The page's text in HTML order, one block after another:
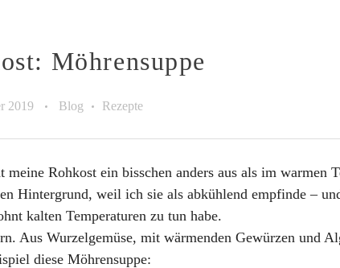
Möhrensuppe
2019 Blog Rezepte
Rohkost ein bisschen anders aus als im warmen
Hintergrund, weil ich sie als abkühlend empfinde –
kalten Temperaturen zu tun habe.
Aus Wurzelgemüse, mit wärmenden Gewürzen und
diese Möhrensuppe: